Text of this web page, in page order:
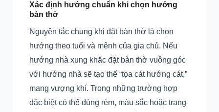
Xác định hướng chuẩn khi chọn hướng
bàn thờ
Nguyên tắc chung khi đặt bàn thờ là chọn
hướng theo tuổi và mệnh của gia chủ. Nếu
hướng nhà xung khắc đặt bàn thờ vuông góc
với hướng nhà sẽ tạo thế “tọa cát hướng cát,”
mang vượng khí. Trong những trường hợp
đặc biệt có thể dùng rèm, màu sắc hoặc trang